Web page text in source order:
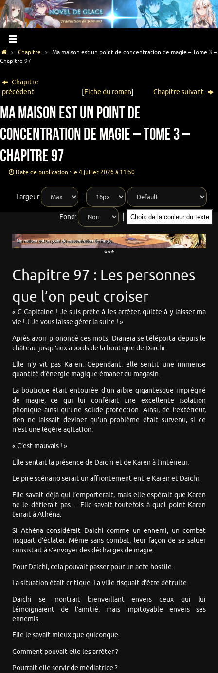
Chapitre
Ma maison est un point de concentration de magie – Tome 3 –
Chapitre 97
Chapitre
précédent
[Fiche du roman] Chapitre suivant
Ma maison est un point de
concentration de magie – Tome 3 –
Chapitre 97
Date de publication : le 4 juillet 2026 à 11:50
Largeur
Fond: Choix de la couleur du texte
***
Chapitre 97 : Les personnes
que l’on peut croiser
« C-Capitaine ! Je suis prête à les arrêter, quitte à y laisser ma
vie ! J-Je vous laisse gérer la suite ! »
Après avoir prononcé ces mots, Dianeia se téléporta depuis le
château jusqu’aux abords de la boutique de Daichi.
Elle n’y vit pas Karen. Cependant, elle sentit une immense
quantité d’énergie magique émaner du magasin.
La boutique était entourée d’un arbre gigantesque imprégné
de magie, ce qui lui conférait une excellente isolation
phonique ainsi qu’une solide protection. Ainsi, de l’extérieur,
rien ne laissait deviner qu’un problème était survenu, si ce
n’est une légère agitation.
« C’est mauvais ! »
Elle sentait la présence de Daichi et de Karen à l’intérieur.
Le pire scénario serait un affrontement entre Karen et Daichi.
Elle savait déjà qui l’emporterait, mais elle espérait que Karen
ne le défierait pas… Elle savait toutefois à quel point Karen
tenait à Athéna.
Si Athéna considérait Daichi comme un ennemi, un combat
risquait d’éclater. Même sans combat, leur façon de se saluer
consistait à s’envoyer des décharges de magie.
Pour Daichi, cela pouvait passer pour un acte hostile.
La situation était critique. La ville risquait d’être détruite.
Daichi se montrait bienveillant envers ceux qui lui
témoignaient de l’amitié, mais impitoyable envers ses
ennemis.
Elle le savait mieux que quiconque.
Comment pouvait-elle les arrêter ?
Pourrait-elle servir de médiatrice ?